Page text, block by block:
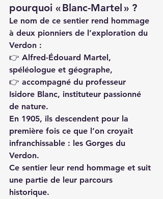
pourquoi « Blanc-Martel » ?
Le nom de ce sentier rend hommage
à deux pionniers de l’exploration du
Verdon :
👉 Alfred-Édouard Martel,
spéléologue et géographe,
👉 accompagné du professeur
Isidore Blanc, instituteur passionné
de nature.
En 1905, ils descendent pour la
première fois ce que l’on croyait
infranchissable : les Gorges du
Verdon.
Ce sentier leur rend hommage et suit
une partie de leur parcours
historique.